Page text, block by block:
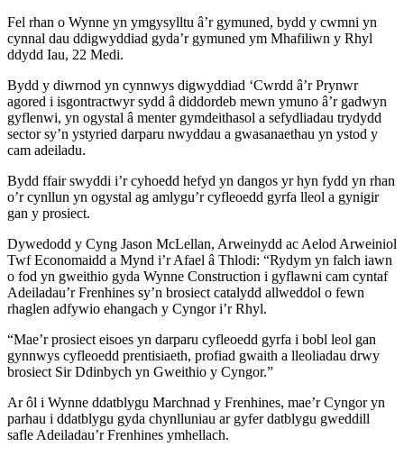
Fel rhan o Wynne yn ymgysylltu â’r gymuned, bydd y cwmni yn
cynnal dau ddigwyddiad gyda’r gymuned ym Mhafiliwn y Rhyl
ddydd Iau, 22 Medi.
Bydd y diwrnod yn cynnwys digwyddiad ‘Cwrdd â’r Prynwr
agored i isgontractwyr sydd â diddordeb mewn ymuno â’r gadwyn
gyflenwi, yn ogystal â menter gymdeithasol a sefydliadau trydydd
sector sy’n ystyried darparu nwyddau a gwasanaethau yn ystod y
cam adeiladu.
Bydd ffair swyddi i’r cyhoedd hefyd yn dangos yr hyn fydd yn rhan
o’r cynllun yn ogystal ag amlygu’r cyfleoedd gyrfa lleol a gynigir
gan y prosiect.
Dywedodd y Cyng Jason McLellan, Arweinydd ac Aelod Arweiniol
Twf Economaidd a Mynd i’r Afael â Thlodi: “Rydym yn falch iawn
o fod yn gweithio gyda Wynne Construction i gyflawni cam cyntaf
Adeiladau’r Frenhines sy’n brosiect catalydd allweddol o fewn
rhaglen adfywio ehangach y Cyngor i’r Rhyl.
“Mae’r prosiect eisoes yn darparu cyfleoedd gyrfa i bobl leol gan
gynnwys cyfleoedd prentisiaeth, profiad gwaith a lleoliadau drwy
brosiect Sir Ddinbych yn Gweithio y Cyngor.”
Ar ôl i Wynne ddatblygu Marchnad y Frenhines, mae’r Cyngor yn
parhau i ddatblygu gyda chynlluniau ar gyfer datblygu gweddill
safle Adeiladau’r Frenhines ymhellach.